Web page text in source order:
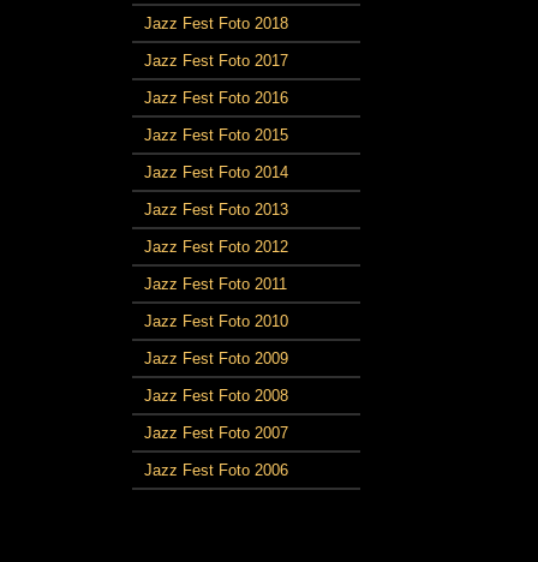
Jazz Fest Foto 2018
Jazz Fest Foto 2017
Jazz Fest Foto 2016
Jazz Fest Foto 2015
Jazz Fest Foto 2014
Jazz Fest Foto 2013
Jazz Fest Foto 2012
Jazz Fest Foto 2011
Jazz Fest Foto 2010
Jazz Fest Foto 2009
Jazz Fest Foto 2008
Jazz Fest Foto 2007
Jazz Fest Foto 2006